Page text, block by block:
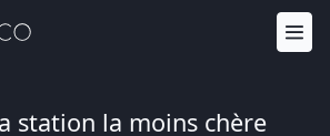
station la moins chère